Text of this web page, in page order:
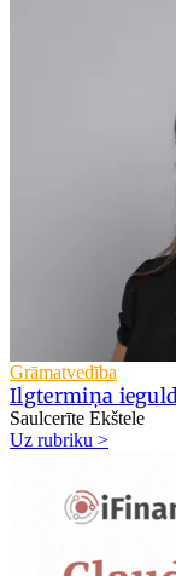
Grāmatvedība
Ilgtermiņa
Saulcerīte Ekštele
Uz rubriku >